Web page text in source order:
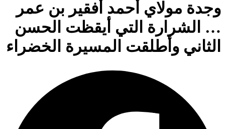
وجدة مولاي أحمد أفقير بن عمر
… الشرارة التي أيقظت الحسن
الثاني وأطلقت المسيرة الخضراء